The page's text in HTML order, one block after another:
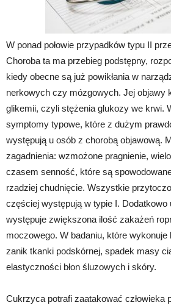
W ponad połowie przypadków typu II
Choroba ta ma przebieg podstępny,
kiedy obecne są już powikłania w
nerkowych czy mózgowych. Jej objawy
glikemii, czyli stężenia glukozy we krwi.
symptomy typowe, które z dużym
występują u osób z chorobą objawową.
zagadnienia: wzmożone pragnienie,
czasem senność, które są
rzadziej chudnięcie. Wszystkie
częściej występują w typie I.
występuje zwiększona ilość zakażeń
moczowego. W badaniu, które
zanik tkanki podskórnej, spadek masy
elastyczności błon śluzowych i skóry.
Cukrzyca potrafi zaatakować człowieka